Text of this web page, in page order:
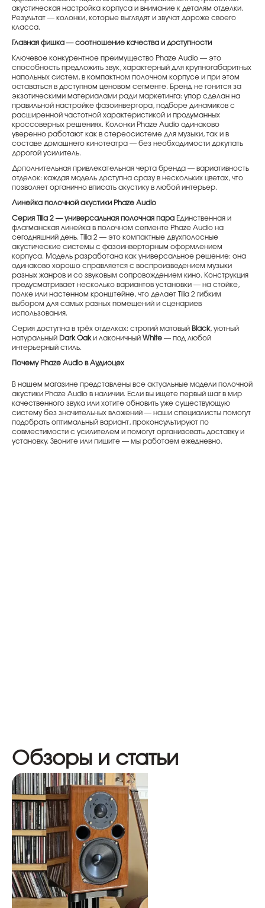
акустическая настройка корпуса и внимание к деталям отделки.
Результат — колонки, которые выглядят и звучат дороже своего
класса.
Главная фишка — соотношение качества и доступности
Ключевое конкурентное преимущество Phaze Audio — это
способность предложить звук, характерный для крупногабаритных
напольных систем, в компактном полочном корпусе и при этом
оставаться в доступном ценовом сегменте. Бренд не гонится за
экзотическими материалами ради маркетинга: упор сделан на
правильной настройке фазоинвертора, подборе динамиков с
расширенной частотной характеристикой и продуманных
кроссоверных решениях. Колонки Phaze Audio одинаково
уверенно работают как в стереосистеме для музыки, так и в
составе домашнего кинотеатра — без необходимости докупать
дорогой усилитель.
Дополнительная привлекательная черта бренда — вариативность
отделок: каждая модель доступна сразу в нескольких цветах, что
позволяет органично вписать акустику в любой интерьер.
Линейка полочной акустики Phaze Audio
Серия Tilia 2 — универсальная полочная пара Единственная и
флагманская линейка в полочном сегменте Phaze Audio на
сегодняшний день. Tilia 2 — это компактные двухполосные
акустические системы с фазоинверторным оформлением
корпуса. Модель разработана как универсальное решение: она
одинаково хорошо справляется с воспроизведением музыки
разных жанров и со звуковым сопровождением кино. Конструкция
предусматривает несколько вариантов установки — на стойке,
полке или настенном кронштейне, что делает Tilia 2 гибким
выбором для самых разных помещений и сценариев
использования.
Серия доступна в трёх отделках: строгий матовый Black, уютный
натуральный Dark Oakи лаконичный White — под любой
интерьерный стиль.
Почему Phaze Audio в Аудиоцех
В нашем магазине представлены все актуальные модели полочной
акустики Phaze Audio в наличии. Если вы ищете первый шаг в мир
качественного звука или хотите обновить уже существующую
систему без значительных вложений — наши специалисты помогут
подобрать оптимальный вариант, проконсультируют по
совместимости с усилителем и помогут организовать доставку и
установку. Звоните или пишите — мы работаем ежедневно.
Обзоры и статьи